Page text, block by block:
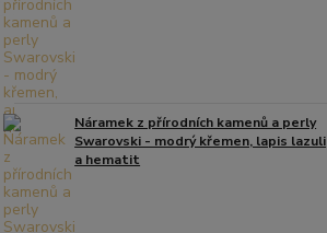
Náramek z přírodních kamenů a perly
Swarovski - modrý křemen, lapis lazuli
a hematit